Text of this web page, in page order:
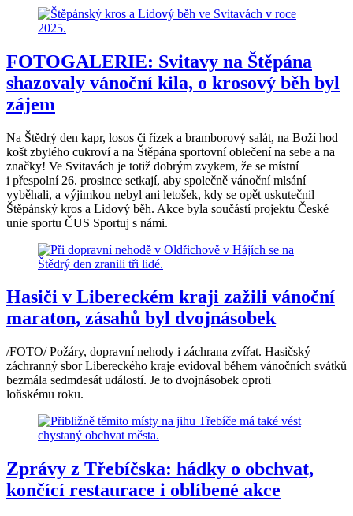
FOTOGALERIE: Svitavy na Štěpána
shazovaly vánoční kila, o krosový běh byl
zájem
Na Štědrý den kapr, losos či řízek a bramborový salát, na Boží hod
košt zbylého cukroví a na Štěpána sportovní oblečení na sebe a na
značky! Ve Svitavách je totiž dobrým zvykem, že se místní
i přespolní 26. prosince setkají, aby společně vánoční mlsání
vyběhali, a výjimkou nebyl ani letošek, kdy se opět uskutečnil
Štěpánský kros a Lidový běh. Akce byla součástí projektu České
unie sportu ČUS Sportuj s námi.
Hasiči v Libereckém kraji zažili vánoční
maraton, zásahů byl dvojnásobek
/FOTO/ Požáry, dopravní nehody i záchrana zvířat. Hasičský
záchranný sbor Libereckého kraje evidoval během vánočních svátků
bezmála sedmdesát událostí. Je to dvojnásobek oproti
loňskému roku.
Zprávy z Třebíčska: hádky o obchvat,
končící restaurace i oblíbené akce